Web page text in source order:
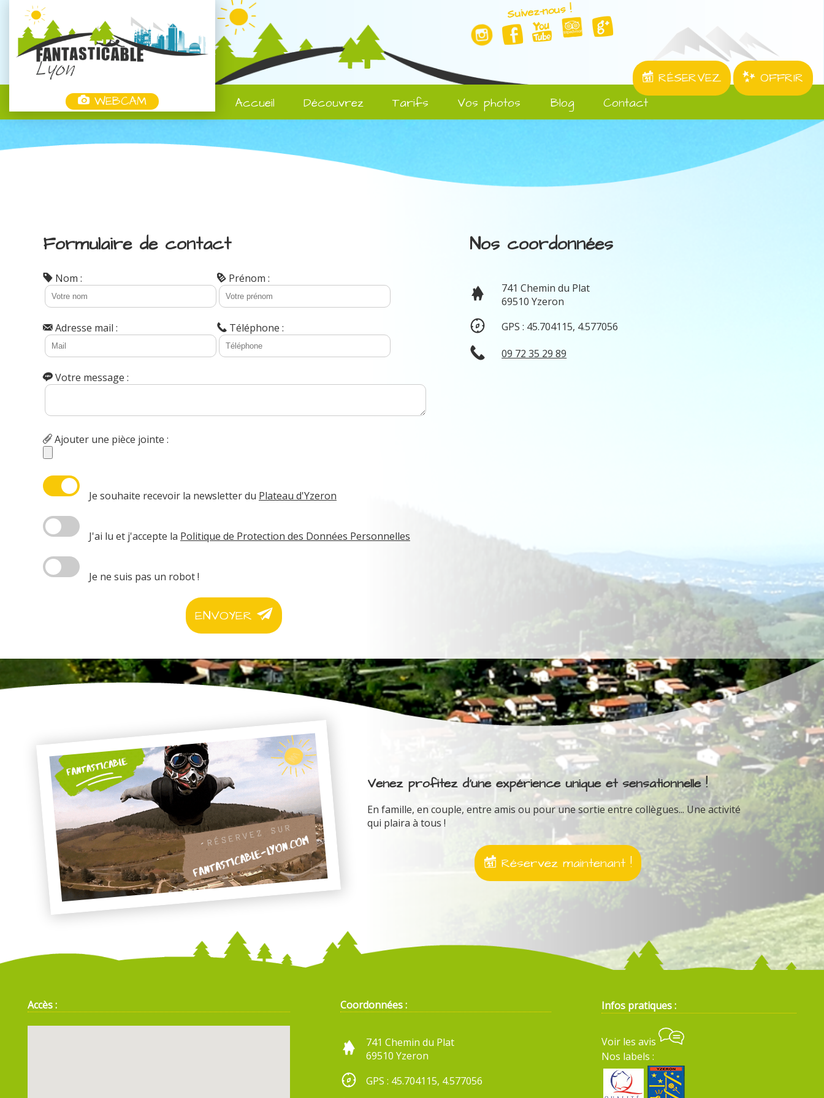
WEBCAM
Suivez-nous !
RÉSERVEZ
OFFRIR
Accueil
Découvrez Tarifs Vos photos Blog Contact
Formulaire de contact
Nom : Prénom :
Adresse mail : Téléphone :
Votre message :
Ajouter une pièce jointe :
Je souhaite recevoir la newsletter du Plateau d'Yzeron
J'ai lu et j'accepte la Politique de Protection des Données Personnelles
Je ne suis pas un robot !
ENVOYER
Nos coordonnées
741 Chemin du Plat
69510 Yzeron
GPS : 45.704115, 4.577056
09 72 35 29 89
Venez profitez d'une expérience unique et sensationnelle !
En famille, en couple, entre amis ou pour une sortie entre collègues... Une activité
qui plaira à tous !
Réservez maintenant !
Accès : Coordonnées :
741 Chemin du Plat
69510 Yzeron
GPS : 45.704115, 4.577056
Infos pratiques :
Voir les avis
Nos labels :